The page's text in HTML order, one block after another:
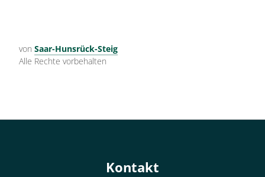
von Saar-Hunsrück-Steig
Alle Rechte vorbehalten
Kontakt